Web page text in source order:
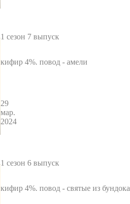
1 сезон 7 выпуск
кифир 4%. повод - амели
29
мар.
2024
1 сезон 6 выпуск
кифир 4%. повод - святые из бундока